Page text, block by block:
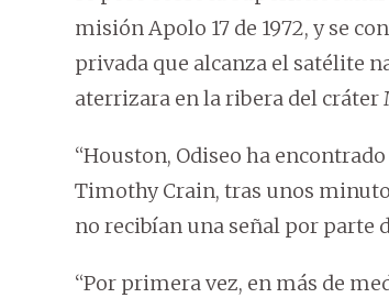
misión Apolo 17 de 1972, y se
privada que alcanza el satélite
aterrizara en la ribera del
“Houston, Odiseo ha
Timothy Crain, tras unos
no recibían una señal por parte
“Por primera vez, en más de